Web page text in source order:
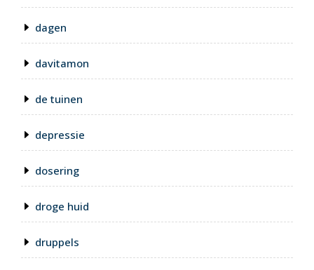
dagen
davitamon
de tuinen
depressie
dosering
droge huid
druppels